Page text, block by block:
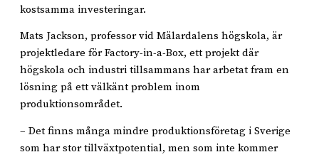
kostsamma investeringar.
Mats Jackson, professor vid Mälardalens högskola, är
projektledare för Factory-in-a-Box, ett projekt där
högskola och industri tillsammans har arbetat fram en
lösning på ett välkänt problem inom
produktionsområdet.
– Det finns många mindre produktionsföretag i Sverige
som har stor tillväxtpotential, men som inte kommer